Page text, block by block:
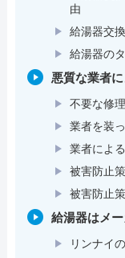
由
給湯器交
給湯器の
悪質な業者
不要な修
業者を装
業者によ
被害防止
被害防止
給湯器はメ
リンナイ